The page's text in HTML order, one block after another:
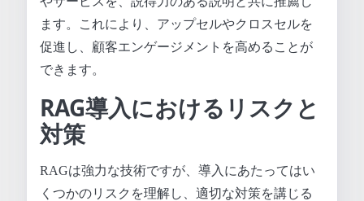
ます。これにより、アップセルやクロスセルを
促進し、顧客エンゲージメントを高めることが
できます。
RAG導入におけるリスクと
対策
RAGは強力な技術ですが、導入にあたってはい
くつかのリスクを理解し、適切な対策を講じる